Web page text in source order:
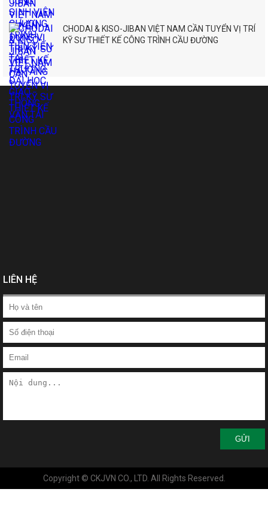
CHODAI & KISO-JIBAN VIỆT NAM CẦN TUYỂN VỊ TRÍ
KỸ SƯ THIẾT KẾ CÔNG TRÌNH CẦU ĐƯỜNG
LIÊN HỆ
GỬI
Copyright © CKJVN CO., LTD. All Rights Reserved.